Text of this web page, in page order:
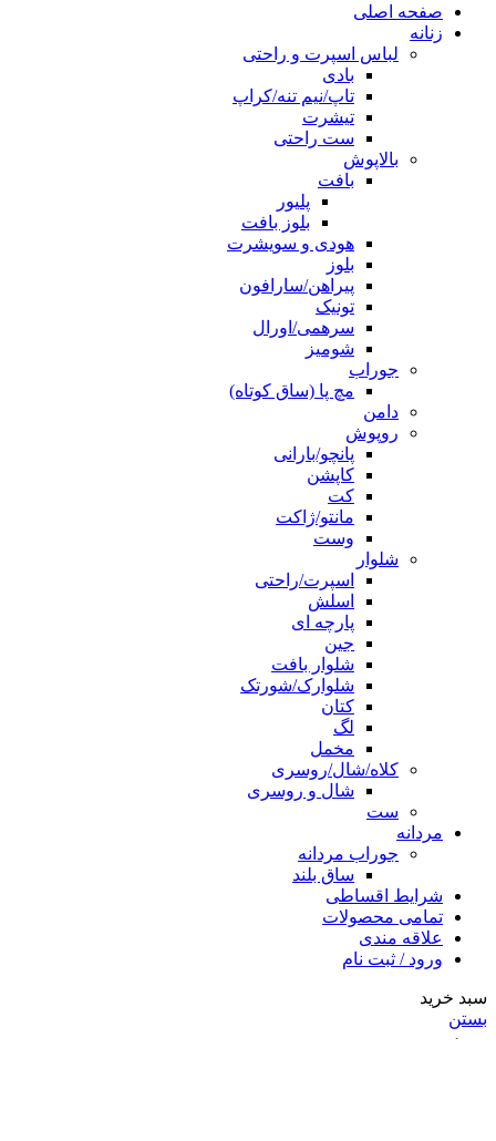
صفحه اصلی
زنانه
لباس اسپرت و راحتی
بادی
تاپ/نیم تنه/کراپ
تیشرت
ست راحتی
بالاپوش
بافت
پلیور
بلوز بافت
هودی و سویشرت
بلوز
پیراهن/سارافون
تونیک
سرهمی/اورال
شومیز
جوراب
مچ پا (ساق کوتاه)
دامن
روپوش
پانچو/بارانی
کاپشن
کت
مانتو/ژاکت
وست
شلوار
اسپرت/راحتی
اسلش
پارچه ای
جین
شلوار بافت
شلوارک/شورتک
کتان
لگ
مخمل
کلاه/شال/روسری
شال و روسری
ست
مردانه
جوراب مردانه
ساق بلند
شرایط اقساطی
تمامی محصولات
علاقه مندی
ورود / ثبت نام
سبد خرید
بستن
ورود